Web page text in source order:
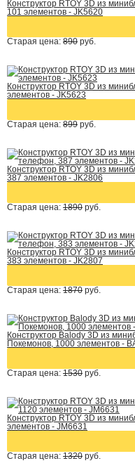
Конструктор RTOY 3D из
101 элементов - JK5620
Старая цена: 890 руб.
Конструктор RTOY 3D из
элементов - JK5623
Старая цена: 899 руб.
Конструктор RTOY 3D из
387 элементов - JK2806
Старая цена: 1890 руб.
Конструктор RTOY 3D из
383 элементов - JK2807
Старая цена: 1870 руб.
Конструктор Balody 3D из
Покемонов, 1000 элементов -
Старая цена: 1530 руб.
Конструктор RTOY 3D из
элементов - JM6631
Старая цена: 1320 руб.